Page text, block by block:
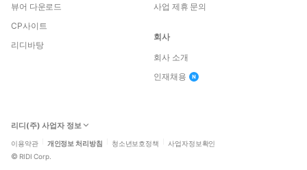
뷰어 다운로드
CP사이트
리디바탕
사업 제휴 문의
회사
회사 소개
인재채용
리디(주) 사업자 정보
이용약관 개인정보 처리방침 청소년보호정책 사업자정보확인
© RIDI Corp.